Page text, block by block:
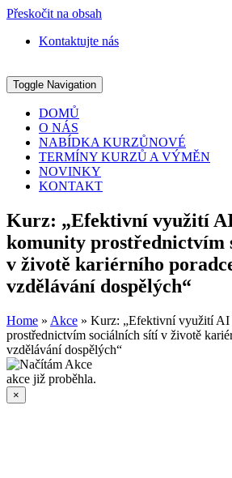
Přeskočit na obsah
Kontaktujte nás
Toggle Navigation
DOMŮ
O NÁS
NABÍDKA KURZŮNOVÉ
TERMÍNY KURZŮ A VÝMĚN
NOVINKY
KONTAKT
Kurz: „Efektivní využití
komunity prostřednictvím
v životě kariérního
vzdělávání dospělých“
Home » Akce » Kurz: „Efektivní využití AI
prostřednictvím sociálních sítí v životě
vzdělávání dospělých“
akce již proběhla.
×